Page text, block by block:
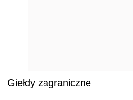
Giełdy zagraniczne